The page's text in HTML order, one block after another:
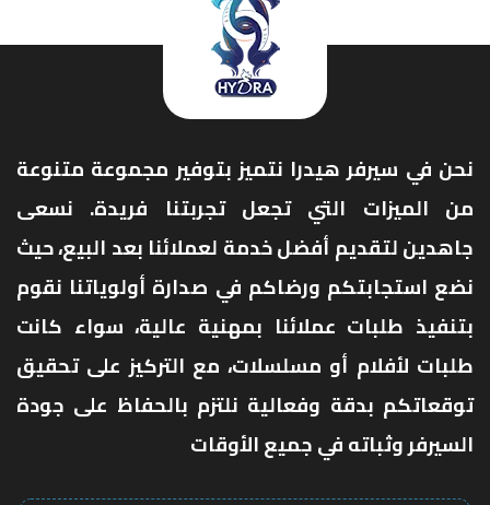
نحن في سيرفر هيدرا نتميز بتوفير مجموعة متنوعة
من الميزات التي تجعل تجربتنا فريدة. نسعى
جاهدين لتقديم أفضل خدمة لعملائنا بعد البيع، حيث
نضع استجابتكم ورضاكم في صدارة أولوياتنا نقوم
بتنفيذ طلبات عملائنا بمهنية عالية، سواء كانت
طلبات لأفلام أو مسلسلات، مع التركيز على تحقيق
توقعاتكم بدقة وفعالية نلتزم بالحفاظ على جودة
السيرفر وثباته في جميع الأوقات